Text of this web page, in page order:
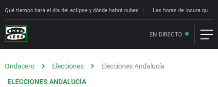
Qué tiempo hará el día del eclipse y dónde habrá nubes Las horas de locura que
EN DIRECTO
Ondacero Elecciones
Elecciones Andalucía
ELECCIONES ANDALUCÍA